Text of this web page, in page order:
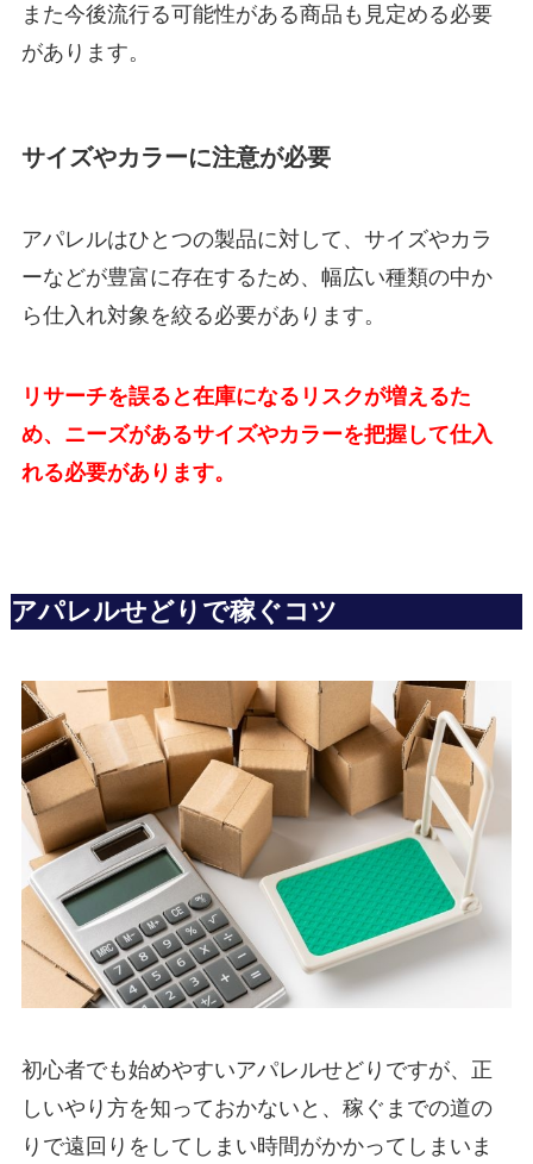
また今後流行る可能性がある商品も見定める必要
があります。
サイズやカラーに注意が必要
アパレルはひとつの製品に対して、サイズやカラ
ーなどが豊富に存在するため、幅広い種類の中か
ら仕入れ対象を絞る必要があります。
リサーチを誤ると在庫になるリスクが増えるた
め、ニーズがあるサイズやカラーを把握して仕入
れる必要があります。
アパレルせどりで稼ぐコツ
初心者でも始めやすいアパレルせどりですが、正
しいやり方を知っておかないと、稼ぐまでの道の
りで遠回りをしてしまい時間がかかってしまいま